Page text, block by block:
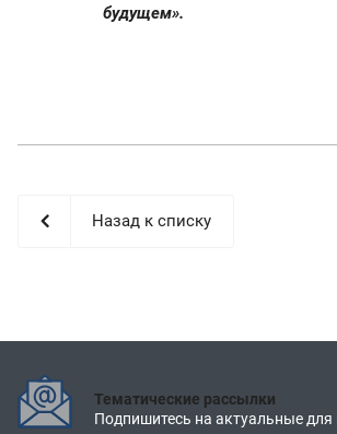
будущем».
Назад к списку
Тематические рассылки
Подпишитесь на актуальные для